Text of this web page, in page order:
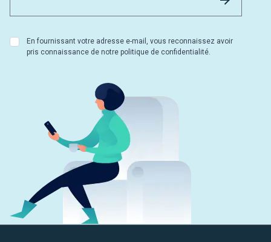
En fournissant votre adresse e-mail, vous reconnaissez avoir
pris connaissance de notre politique de confidentialité.